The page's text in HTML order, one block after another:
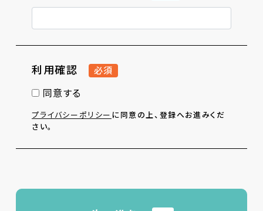
利用確認 必須
同意する
プライバシーポリシー に同意の上、登録へお進みくだ
さい。